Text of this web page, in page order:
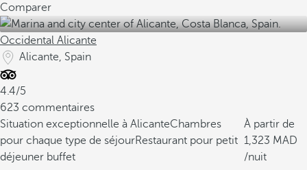
Comparer
Occidental Alicante
Alicante, Spain
4.4/5
623 commentaires
Situation exceptionnelle à AlicanteChambres
pour chaque type de séjourRestaurant pour petit
déjeuner buffet
À partir de
1,323
/nuit